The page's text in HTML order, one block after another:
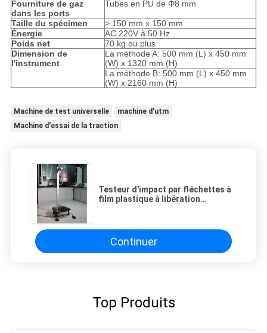
Fourniture de gaz
dans les ports
Tubes en PU de Φ8 mm
Taille du spécimen
> 150 mm x 150 mm
Énergie
AC 220V à 50 Hz
Poids net
70 kg ou plus
Dimension de
l'instrument
La méthode A: 500 mm (L) x 450 mm
(W) x 1320 mm (H)
La méthode B: 500 mm (L) x 450 mm
(W) x 2160 mm (H)
Machine de test universelle
machine d'utm
Machine d'essai de la traction
Testeur d'impact par fléchettes à
film plastique à libération
Continuer
Top Produits